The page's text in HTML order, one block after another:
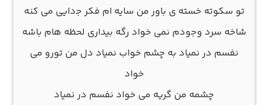
تو سکوته خسته ی باور من سایه ام فکر ﺟدایی می کنه
شاخه سرد وﺟودم نمی خواد رگه بیداری لحظه هام باشه
نفسم در نمیاد به چشم خواب نمیاد دل من تورو می
خواد
چشمه من گریه می خواد نفسم در نمیاد